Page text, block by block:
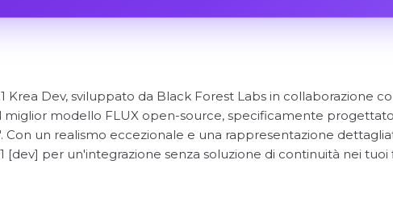
Krea Dev, sviluppato da Black Forest Labs in collaborazione
modello FLUX open-source, specificamente
Con un realismo eccezionale e una rappresentazione
per un'integrazione senza soluzione di continuità nei tuoi